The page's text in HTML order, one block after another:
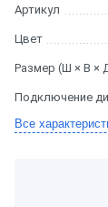
Артикул
Цвет
Размер (Ш × В ×
Подключение
Все